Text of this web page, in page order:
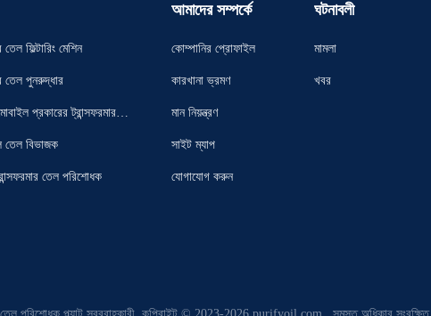
তেল ফিল্টারিং মেশিন
তেল পুনরুদ্ধার
প্রকারের ট্রান্সফরমার
তেল বিভাজক
তেল পরিশোধক
আমাদের সম্পর্কে
কোম্পানির প্রোফাইল
কারখানা ভ্রমণ
মান নিয়ন্ত্রণ
সাইট ম্যাপ
যোগাযোগ করুন
ঘটনাবলী
মামলা
খবর